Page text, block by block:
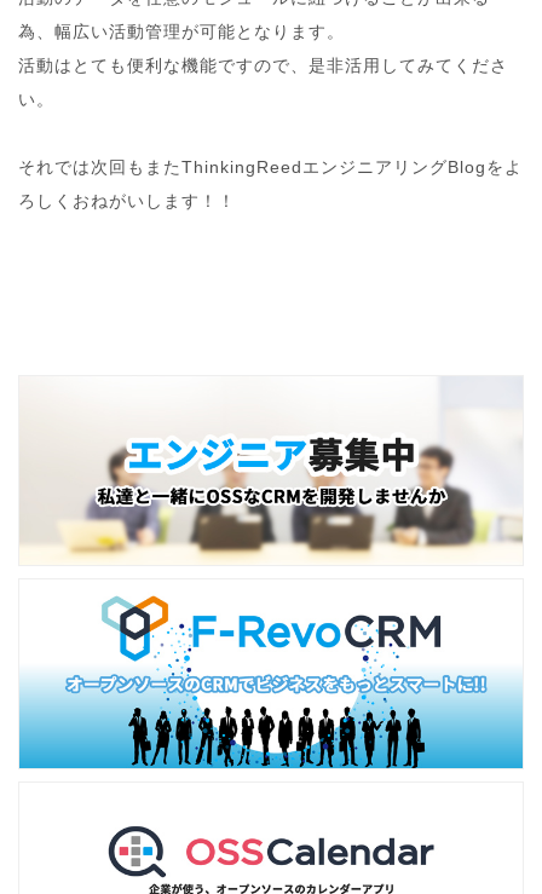
為、幅広い活動管理が可能となります。
活動はとても便利な機能ですので、是非活用してみてくださ
い。
それでは次回もまたThinkingReedエンジニアリングBlogをよ
ろしくおねがいします！！